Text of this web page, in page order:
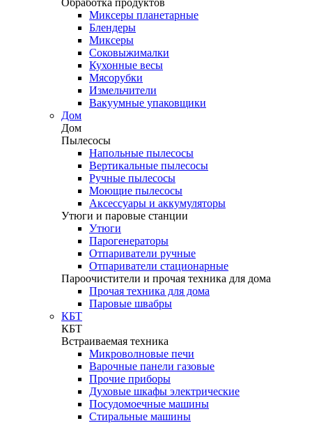
Обработка продуктов
Миксеры планетарные
Блендеры
Миксеры
Соковыжималки
Кухонные весы
Мясорубки
Измельчители
Вакуумные упаковщики
Дом
Дом
Пылесосы
Напольные пылесосы
Вертикальные пылесосы
Ручные пылесосы
Моющие пылесосы
Аксессуары и аккумуляторы
Утюги и паровые станции
Утюги
Парогенераторы
Отпариватели ручные
Отпариватели стационарные
Пароочистители и прочая техника для дома
Прочая техника для дома
Паровые швабры
КБТ
КБТ
Встраиваемая техника
Микроволновые печи
Варочные панели газовые
Прочие приборы
Духовые шкафы электрические
Посудомоечные машины
Стиральные машины